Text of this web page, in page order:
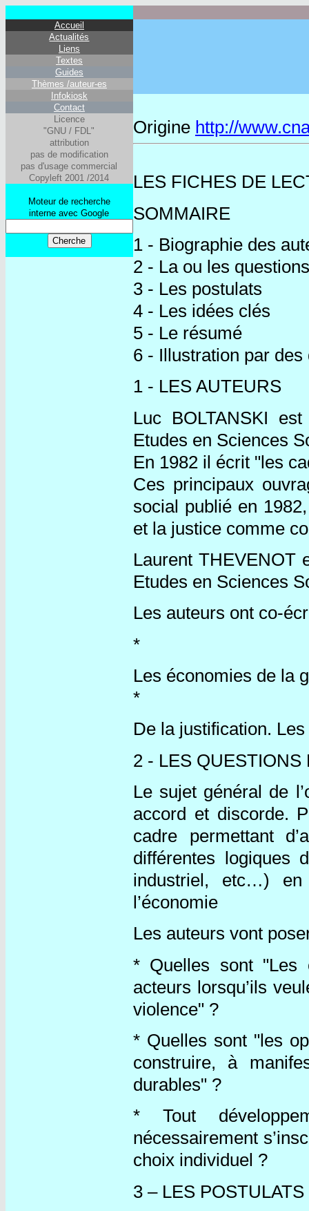
Accueil
Actualités
Liens
Textes
Guides
Thèmes /auteur-es
Infokiosk
Contact
Licence
"GNU / FDL"
attribution
pas de modification
pas d'usage commercial
Copyleft 2001 /2014
Moteur de recherche
interne avec Google
Origine http://
LES FICHES DE
SOMMAIRE
1 - Biographie des
2 - La ou les
3 - Les postulats
4 - Les idées clés
5 - Le résumé
6 - Illustration par des
1 - LES AUTEURS
Luc BOLTANSKI
Etudes en Sciences
En 1982 il écrit "les
Ces principaux
social publié en
et la justice comme
Laurent THEVENOT
Etudes en Sciences
Les auteurs ont co-
*
Les économies de la
*
De la justification.
2 - LES QUESTIONS
Le sujet général de
accord et discorde.
cadre permettant
différentes logiques
industriel, etc…)
l’économie
Les auteurs vont
* Quelles sont "Les
acteurs lorsqu’ils
violence" ?
* Quelles sont "les
construire, à
durables" ?
* Tout
nécessairement
choix individuel ?
3 – LES POSTULATS